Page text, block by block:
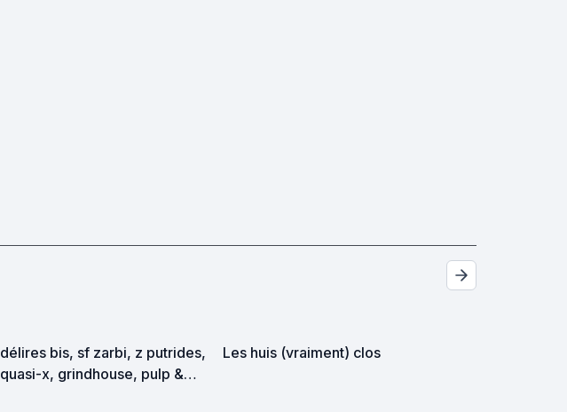
délires bis, sf zarbi, z putrides,
quasi-x, grindhouse, pulp &
Les huis (vraiment) clos